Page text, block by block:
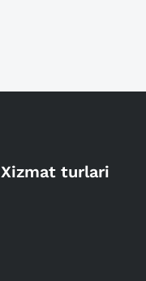
Xizmat turlari